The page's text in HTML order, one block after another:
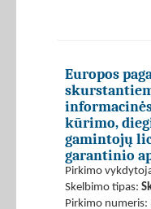
Europos
kūrimo,
gamintojų
garantinio
Pirkimo
Skelbimo tipas:
Pirkimo numeris: